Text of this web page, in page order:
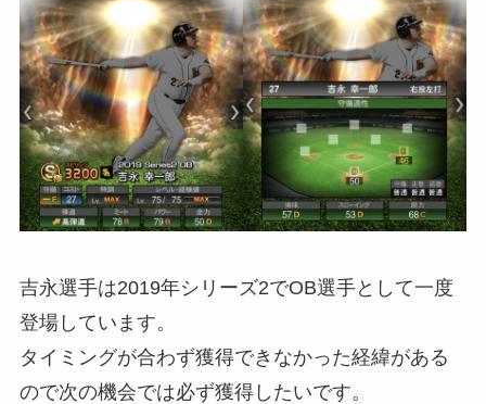
吉永選手は2019年シリーズ2でOB選手として一度
登場しています。
タイミングが合わず獲得できなかった経緯がある
ので次の機会では必ず獲得したいです。